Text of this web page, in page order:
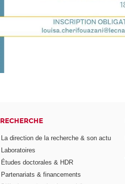
RECHERCHE
La direction de la recherche & son actu
Laboratoires
Études doctorales & HDR
Partenariats & financements